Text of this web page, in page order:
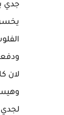
جدي
لان
لجدي